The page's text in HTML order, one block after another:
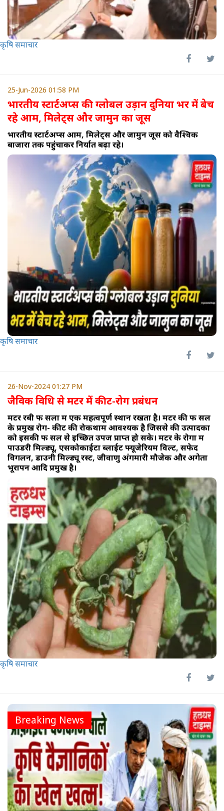
कृषि समाचार
25-Jun-2026 01:58 PM
भारतीय स्टार्टअप्स की ग्लोबल उड़ान दुनिया भर में बेच
रहे आम, मिलेट्स और जामुन का जूस
भारतीय स्टार्टअप्स आम, मिलेट्स और जामुन जूस को वैश्विक
बाजारों तक पहुंचाकर निर्यात बढ़ा रहे।
कृषि समाचार
26-Nov-2024 01:27 PM
जैविक विधि से मटर में कीट-रोग प्रबंधन
मटर रबी फ सलों में एक महत्वपूर्ण स्थान रखता है। मटर की फ सल
के प्रमुख रोग- कीट की रोकथाम आवश्यक है जिससे की उत्पादकों
को इसकी फ सल से इच्छित उपज प्राप्त हो सके। मटर के रोगों में
पाउडरी मिल्ड्यू, एसकोकाईटा ब्लाईट फ्यूजेरियम विल्ट, सफेद
विगलन, डाउनी मिल्ड्यू रस्ट, जीवाणु अंगमारी मौजेक और अगेता
भूरापन आदि प्रमुख है।
कृषि समाचार
Breaking News